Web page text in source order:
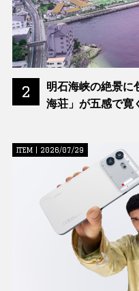
2
明石海峡の絶景に
海荘」が五感で寛
ITEM | 2026/07/29